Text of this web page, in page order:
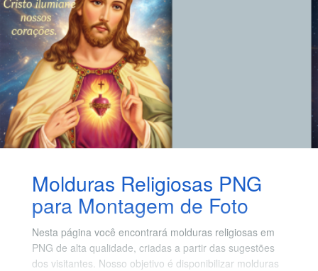
você emoldurar uma paisagem e foto inteira ou até
mesmo uma imagem com sua fachada de sua loja,
empresa, comércio ou divulgação do seu serviço
prestado, isto é o que muito dos
Molduras Religiosas PNG
para Montagem de Foto
Nesta página você encontrará molduras religiosas em
PNG de alta qualidade, criadas a partir das sugestões
dos visitantes. Nosso objetivo é disponibilizar molduras